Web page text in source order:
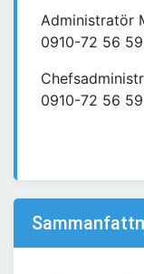
Administratör
0910-72 56 59
0910-72 56 59